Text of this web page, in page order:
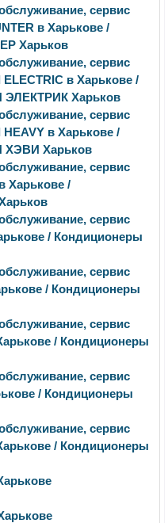
сервис
в Харькове /
Харьков
сервис
в Харькове /
Харьков
сервис
в Харькове /
Харьков
сервис
Харькове /
сервис
/ Кондиционеры
сервис
/ Кондиционеры
сервис
/ Кондиционеры
сервис
/ Кондиционеры
сервис
/ Кондиционеры